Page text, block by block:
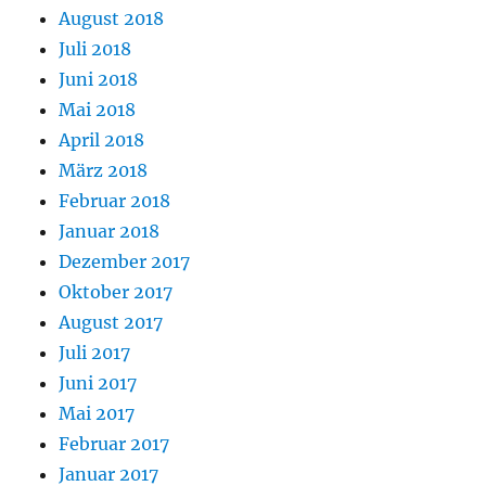
August 2018
Juli 2018
Juni 2018
Mai 2018
April 2018
März 2018
Februar 2018
Januar 2018
Dezember 2017
Oktober 2017
August 2017
Juli 2017
Juni 2017
Mai 2017
Februar 2017
Januar 2017